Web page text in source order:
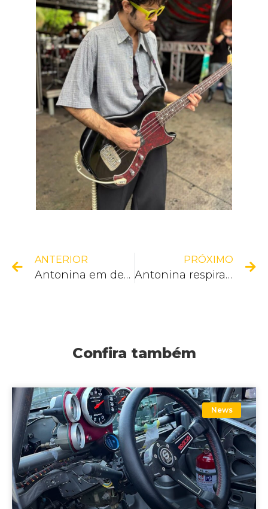
ANTERIOR
Antonina em destaque na TV Evangelizar e Rádio Clube FM
PRÓXIMO
Antonina respira Blues mais uma vez e celebra o sucesso da 10ª edição do Antonina Blues Festival
Confira também
News